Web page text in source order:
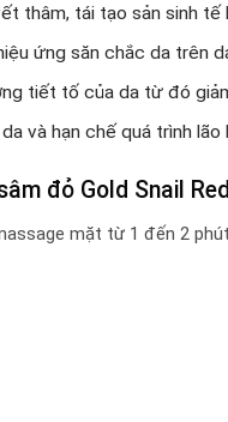
thâm, tái tạo sản sinh tế
ứng săn chắc da trên
tiết tố của da từ đó
và hạn chế quá trình lão
đỏ Gold Snail
mặt từ 1 đến 2